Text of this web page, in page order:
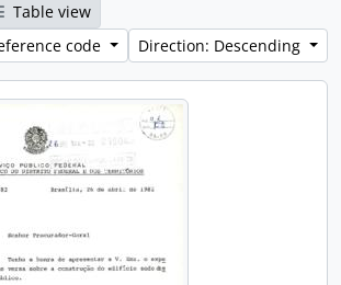
Table view
code
Direction: Descending